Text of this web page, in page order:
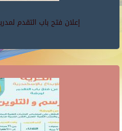
إعلان فتح باب التقدم